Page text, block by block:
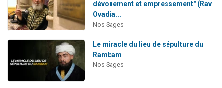
dévouement et empressement" (Rav
Ovadia...
Nos Sages
Le miracle du lieu de sépulture du
Rambam
Nos Sages